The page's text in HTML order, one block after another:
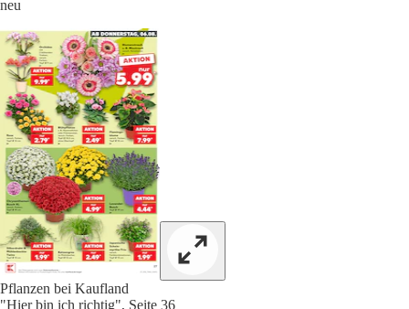
neu
Pflanzen bei Kaufland
"Hier bin ich richtig", Seite 36